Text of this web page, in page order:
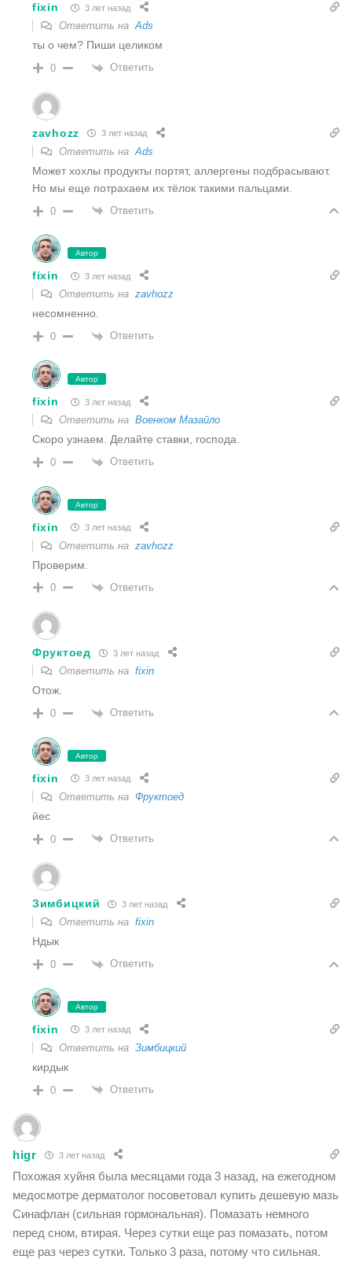
fixin 3 лет назад
Ответить наAds
ты о чем? Пиши целиком
0 Ответить
zavhozz 3 лет назад
Ответить на Ads
Может хохлы продукты портят, аллергены подбрасывают.
Но мы еще потрахаем их тёлок такими пальцами.
0 Ответить
Автор
fixin 3 лет назад
Ответить на zavhozz
несомненно.
0 Ответить
Автор
fixin 3 лет назад
Ответить на Военком Мазайло
Скоро узнаем. Делайте ставки, господа.
0 Ответить
Автор
fixin 3 лет назад
Ответить на zavhozz
Проверим.
0 Ответить
Фруктоед 3 лет назад
Ответить на fixin
Отож.
0 Ответить
Автор
fixin 3 лет назад
Ответить на Фруктоед
йес
0 Ответить
Зимбицкий 3 лет назад
Ответить на fixin
Ндык
0 Ответить
Автор
fixin 3 лет назад
Ответить на Зимбицкий
кирдык
0 Ответить
higr 3 лет назад
Похожая хуйня была месяцами года 3 назад, на ежегодном
медосмотре дерматолог посоветовал купить дешевую мазь
Синафлан (сильная гормональная). Помазать немного
перед сном, втирая. Через сутки еще раз помазать, потом
еще раз через сутки. Только 3 раза, потому что сильная.